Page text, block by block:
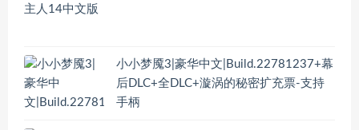
小小梦魇3|豪华中文|Build.22781237+幕
后DLC+全DLC+漩涡的秘密扩充票-支持
手柄